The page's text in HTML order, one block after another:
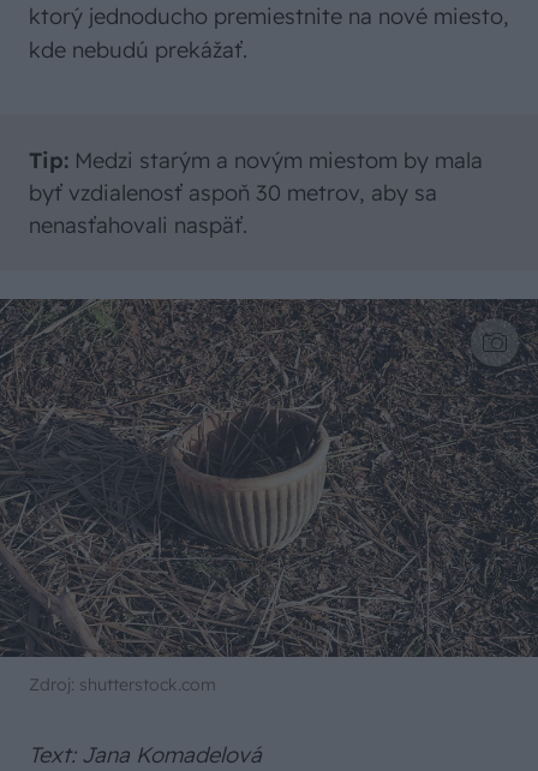
ktorý jednoducho premiestnite na nové miesto,
kde nebudú prekážať.
Tip: Medzi starým a novým miestom by mala
byť vzdialenosť aspoň 30 metrov, aby sa
nenasťahovali naspäť.
Zdroj: shutterstock.com
Text: Jana Komadelová